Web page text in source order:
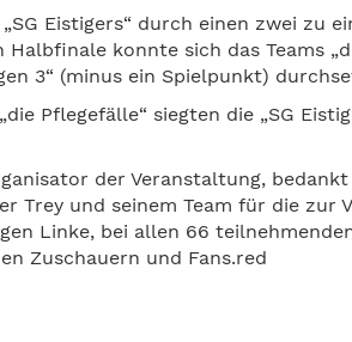
Eistigers“ durch einen zwei zu
konnte sich das Teams
3“ (minus ein Spielpunkt)
Pflegefälle“ siegten die „SG
der Veranstaltung,
Trey und seinem Team für die zur
Linke, bei allen 66
Zuschauern und Fans.red